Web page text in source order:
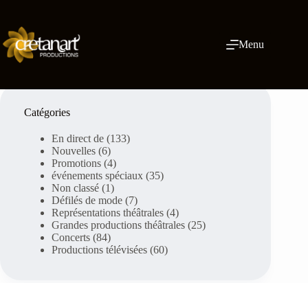
content
Menu
Catégories
En direct de (133)
Nouvelles (6)
Promotions (4)
événements spéciaux (35)
Non classé (1)
Défilés de mode (7)
Représentations théâtrales (4)
Grandes productions théâtrales (25)
Concerts (84)
Productions télévisées (60)